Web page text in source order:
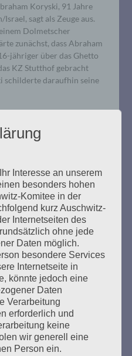
Koryski, 91 Jahre
sagt als Zeuge aus.
Dolmetscher
zunächst, dass Abraham
jähriger über das Ghetto
KZ Stutthof gebracht
schilderte daraufhin seine
ist
Entscheidung
offenen Brief an den
November 2019 Sehr
seit 2008 bin ich die
der gemeinnützigen
Nazi-Regimes – Bund der
gegründet 1947
Interesse an unserem
besonders hohen
Komitee in der
kurz Auschwitz-
Internetseiten des
ohne jede
Daten möglich.
besondere Services
Internetseite in
könnte jedoch eine
Daten
Verarbeitung
erforderlich und
keine
wir generell eine
Person ein.